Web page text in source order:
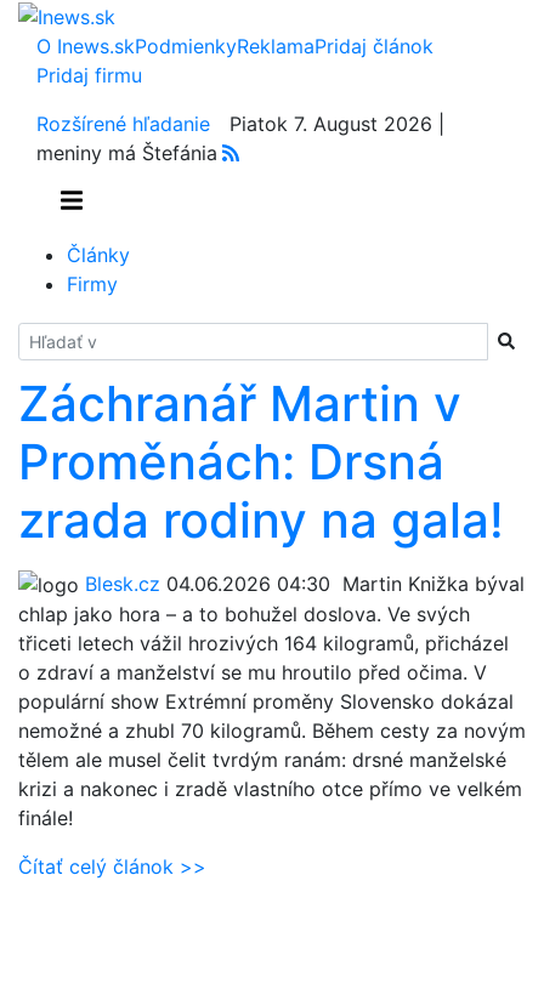
O Inews.skPodmienkyReklamaPridaj článok
Pridaj firmu
Rozšírené hľadanie
Piatok 7. August 2026 |
meniny má Štefánia
Články
Firmy
Hladať
Záchranář Martin v
Proměnách: Drsná
zrada rodiny na gala!
Blesk.cz 04.06.2026 04:30 Martin Knižka býval
chlap jako hora – a to bohužel doslova. Ve svých
třiceti letech vážil hrozivých 164 kilogramů, přicházel
o zdraví a manželství se mu hroutilo před očima. V
populární show Extrémní proměny Slovensko dokázal
nemožné a zhubl 70 kilogramů. Během cesty za novým
tělem ale musel čelit tvrdým ranám: drsné manželské
krizi a nakonec i zradě vlastního otce přímo ve velkém
finále!
Čítať celý článok >>